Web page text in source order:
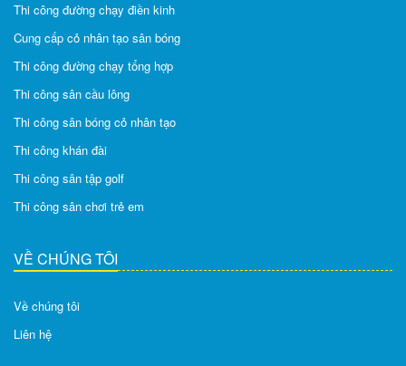
Thi công đường chạy điền kinh
Cung cấp cỏ nhân tạo sân bóng
Thi công đường chạy tổng hợp
Thi công sân cầu lông
Thi công sân bóng cỏ nhân tạo
Thi công khán đài
Thi công sân tập golf
Thi công sân chơi trẻ em
VỀ CHÚNG TÔI
Về chúng tôi
Liên hệ